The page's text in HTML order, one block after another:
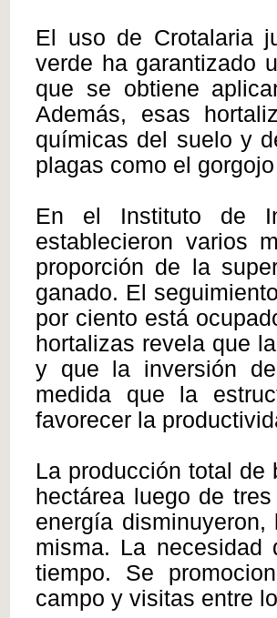
El uso de Crotalaria
verde ha garantizado
que se obtiene
Además, esas
químicas del suelo y
plagas como el
En el Instituto de
establecieron varios
proporción de la
ganado. El
por ciento está
hortalizas revela que
y que la inversión
medida que la
favorecer la
La producción total de
hectárea luego de
energía
misma. La
tiempo. Se
campo y visitas entre